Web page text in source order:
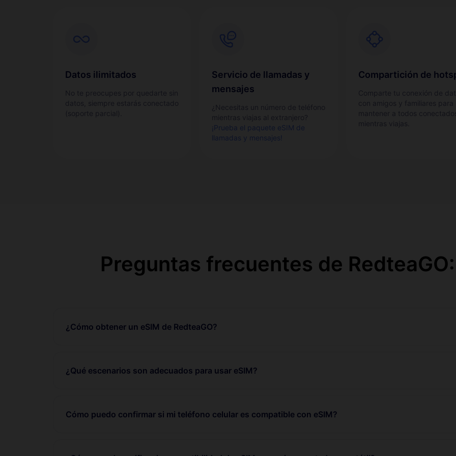
Datos ilimitados
Servicio de llamadas y
mensajes
¡Prueba el paquete eSIM de
llamadas y mensajes!
Compartición de
Preguntas frecuentes de
¿Cómo obtener un eSIM de RedteaGO?
¿Qué escenarios son adecuados para usar eSIM?
Cómo puedo confirmar si mi teléfono celular es compatible con eSIM?